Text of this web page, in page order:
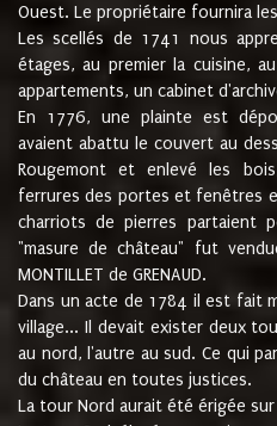
Ouest. Le propriétaire fournira
Les scellés de 1741 nous
étages, au premier la cuisine,
appartements, un cabinet
En 1776, une plainte est
avaient abattu le couvert au
Rougemont et enlevé les
ferrures des portes et fenêtres
charriots de pierres partaient
"masure de château" fut
MONTILLET de GRENAUD.
Dans un acte de 1784 il est fait
village... Il devait exister deux
au nord, l'autre au sud. Ce qui
du château en toutes justices.
La tour Nord aurait été érigée